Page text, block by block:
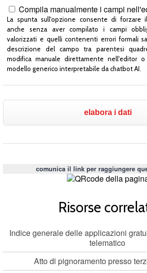
Compila manualmente i campi
La spunta sull'opzione consente di forzare
anche senza aver compilato i campi
valorizzati e quelli contenenti errori formali
descrizione del campo tra parentesi
modifica manuale direttamente nell'editor
modello generico interpretabile da chatbot AI.
comunica il link per raggiungere
Risorse
Indice generale delle applicazioni
telematico
Atto di pignoramento presso